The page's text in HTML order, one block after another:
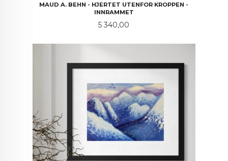
MAUD A. BEHN - HJERTET UTENFOR KROPPEN -
INNRAMMET
Pris
5 340,00